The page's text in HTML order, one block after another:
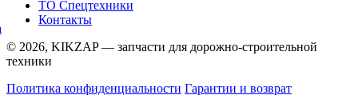
ТО Спецтехники
Контакты
© 2026, KIKZAP — запчасти для дорожно-строительной
техники
Политика конфиденциальности Гарантии и возврат